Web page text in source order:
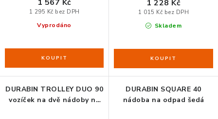
Vyprodáno
1 295 Kč bez DPH
1 567 Kč
Skladem
1 015 Kč bez DPH
1 228 Kč
DURABIN TROLLEY DUO 90
vozíček na dvě nádoby na
DURABIN SQUARE 40
nádoba na odpad šedá